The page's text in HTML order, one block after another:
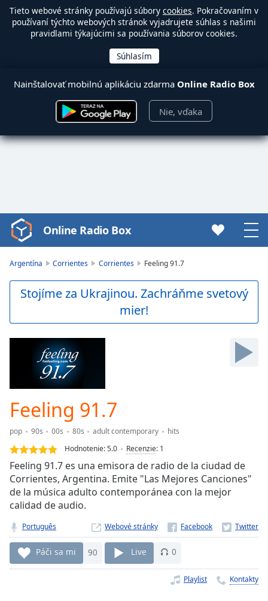
Tieto webové stránky používajú súbory cookies. Pokračovaním v
používaní týchto webových stránok vyjadrujete súhlas s našimi
pravidlami týkajúcimi sa používania súborov cookies.
Nainštalovať mobilnú aplikáciu zdarma Online Radio Box
Nie, vďaka
Video
Player
Play
Video
Skip
Loaded:
0.00%
Stream
TypeLIVE
Seek to
currently
live LIVE
Remaining
Time-
Online Radio Box
Argentína Corrientes Corrientes Feeling 91.7
Stojíme za Ukrajinou. Zachráňme svetový
mier!
Feeling 91.7
pop 90s 00s 80s adult contemporary
hits
Hodnotenie:5.0 Recenzie: 1
Feeling 91.7 es una emisora de radio de la ciudad de
Corrientes, Argentina. Emite "Las Mejores Canciones"
de la música adulto contemporánea con la mejor
calidad de audio.
Português Webové stránky
Páči sa mi 90 Live 0
Playlist Kontakty